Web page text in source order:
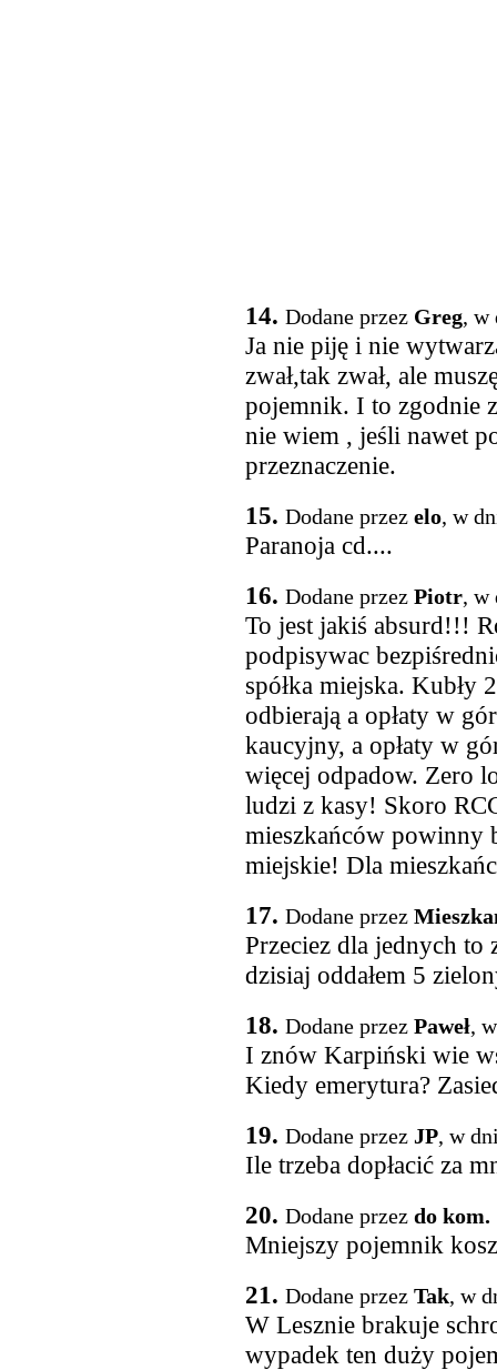
14. Dodane przez Greg, w
Ja nie piję i nie
zwał,tak zwał, ale
pojemnik. I to zgodnie
nie wiem , jeśli nawet
przeznaczenie.
15. Dodane przez elo, w
Paranoja cd....
16. Dodane przez Piotr, w
To jest jakiś absurd!!!
podpisywac
spółka miejska. Kubły
odbierają a opłaty w
kaucyjny, a opłaty w
więcej odpadow. Zero
ludzi z kasy! Skoro
mieszkańców powinny
miejskie! Dla
17. Dodane przez
Przeciez dla jednych to
dzisiaj oddałem 5
18. Dodane przez Paweł,
I znów Karpiński wie
Kiedy emerytura?
19. Dodane przez JP, w
Ile trzeba dopłacić za
20. Dodane przez do kom.
Mniejszy pojemnik
21. Dodane przez Tak, w
W Lesznie brakuje
wypadek ten duży